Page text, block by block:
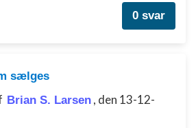
0 svar
sælges
Brian S. Larsen , den 13-12-